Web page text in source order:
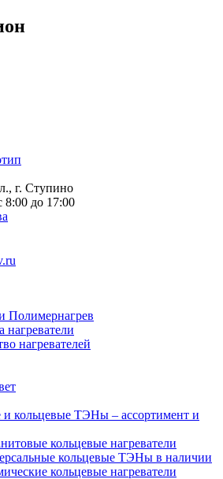
г. Ступино
до 17:00
Полимернагрев
нагреватели
нагревателей
кольцевые ТЭНы – ассортимент и
кольцевые нагреватели
кольцевые ТЭНы в наличии
кольцевые нагреватели